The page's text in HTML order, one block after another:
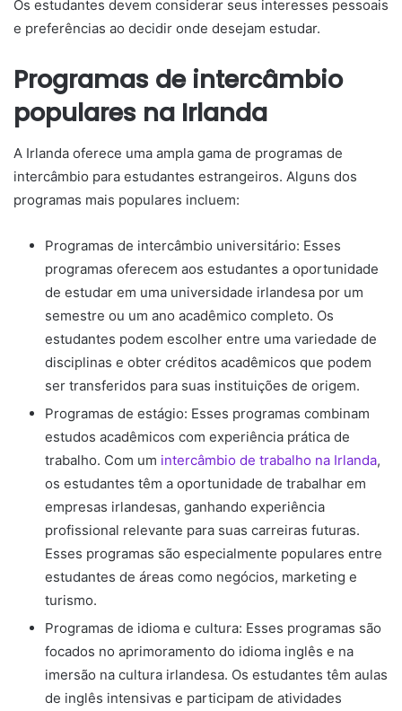
Os estudantes devem considerar seus interesses pessoais
e preferências ao decidir onde desejam estudar.
Programas de intercâmbio
populares na Irlanda
A Irlanda oferece uma ampla gama de programas de
intercâmbio para estudantes estrangeiros. Alguns dos
programas mais populares incluem:
Programas de intercâmbio universitário: Esses
programas oferecem aos estudantes a oportunidade
de estudar em uma universidade irlandesa por um
semestre ou um ano acadêmico completo. Os
estudantes podem escolher entre uma variedade de
disciplinas e obter créditos acadêmicos que podem
ser transferidos para suas instituições de origem.
Programas de estágio: Esses programas combinam
estudos acadêmicos com experiência prática de
trabalho. Com um intercâmbio de trabalho na Irlanda,
os estudantes têm a oportunidade de trabalhar em
empresas irlandesas, ganhando experiência
profissional relevante para suas carreiras futuras.
Esses programas são especialmente populares entre
estudantes de áreas como negócios, marketing e
turismo.
Programas de idioma e cultura: Esses programas são
focados no aprimoramento do idioma inglês e na
imersão na cultura irlandesa. Os estudantes têm aulas
de inglês intensivas e participam de atividades